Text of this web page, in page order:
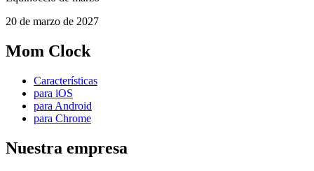
20 de marzo de 2027
Mom Clock
Características
para iOS
para Android
para Chrome
Nuestra empresa